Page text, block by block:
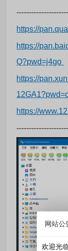
https://
https://
Q?pwd=j4go
https://
https://
网站公
欢迎光